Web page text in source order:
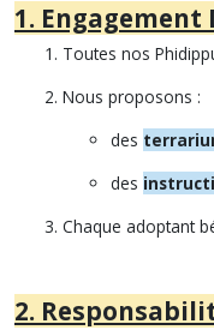
1. Engagement
Toutes nos
Nous proposons :
des
des
Chaque adoptant
2.